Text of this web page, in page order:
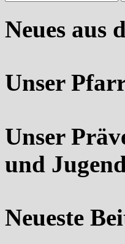
Neues aus
Unser
Unser
und
Neueste